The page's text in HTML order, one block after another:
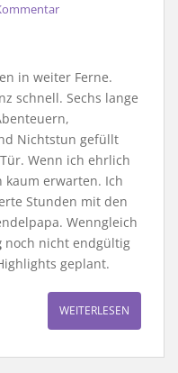
in weiter Ferne.
schnell. Sechs lange
Nichtstun gefüllt
Wenn ich ehrlich
kaum erwarten. Ich
Stunden mit den
Wenngleich
noch nicht endgültig
geplant.
WEITERLESEN